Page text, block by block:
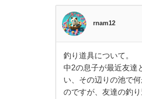
rnam12
釣
り
釣り道具について。
中2の息子が最近友達
い、その辺りの池で
のですが、友達の釣